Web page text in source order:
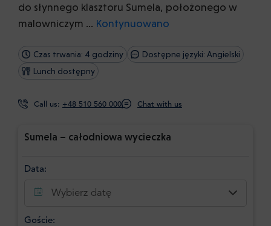
do słynnego klasztoru Sumela, położonego w
malowniczym … Kontynuowano
Czas trwania: 4 godziny
Dostępne języki: Angielski
Lunch dostępny
Call us: +48 510 560 000 Chat with us
Sumela – całodniowa wycieczka
Data:
Wybierz datę
Goście: